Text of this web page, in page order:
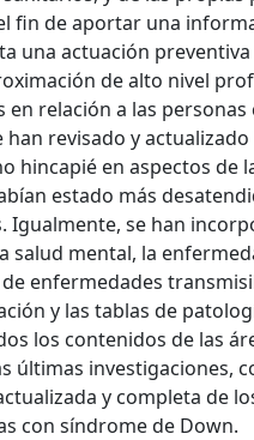
fin de aportar una
una actuación
de alto nivel
relación a las
han revisado y
hincapié en aspectos de
estado más
Igualmente, se han
salud mental, la
enfermedades
y las tablas de
los contenidos de las
últimas investigaciones,
y completa de
con síndrome de Down.